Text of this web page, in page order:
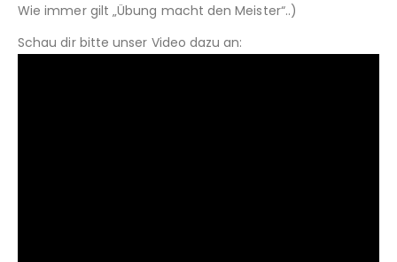
Wie immer gilt „Übung macht den Meister“..)
Schau dir bitte unser Video dazu an: